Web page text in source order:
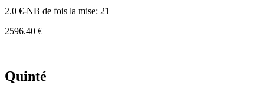
2.0 €-NB de fois la mise: 21
2596.40 €
Quinté